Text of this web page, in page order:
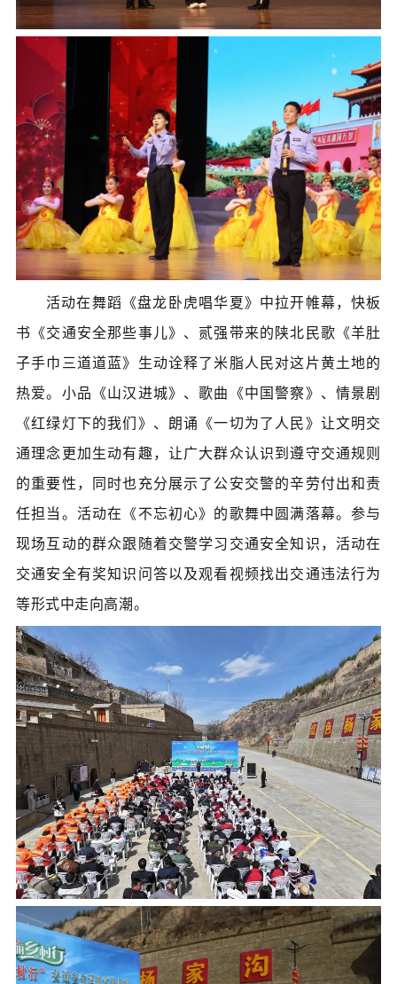
活动在舞蹈《盘龙卧虎唱华夏》中拉开帷幕，快板
书《交通安全那些事儿》、贰强带来的陕北民歌《羊肚
子手巾三道道蓝》生动诠释了米脂人民对这片黄土地的
热爱。小品《山汉进城》、歌曲《中国警察》、情景剧
《红绿灯下的我们》、朗诵《一切为了人民》让文明交
通理念更加生动有趣，让广大群众认识到遵守交通规则
的重要性，同时也充分展示了公安交警的辛劳付出和责
任担当。活动在《不忘初心》的歌舞中圆满落幕。参与
现场互动的群众跟随着交警学习交通安全知识，活动在
交通安全有奖知识问答以及观看视频找出交通违法行为
等形式中走向高潮。